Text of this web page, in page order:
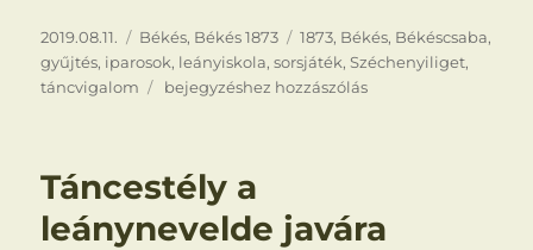
Közzétéve
2019.08.11. Kategória
Békés, Békés 1873 Címke
1873, Békés, Békéscsaba,
gyűjtés, iparosok, leányiskola,sorsjáték,Széchenyiliget,
táncvigalom
Csaba
bejegyzéshez hozzászólás
Táncestély a
leánynevelde javára